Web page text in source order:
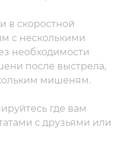
в скоростной
с несколькими
необходимости
после выстрела,
мишеням.
где вам
с друзьями или